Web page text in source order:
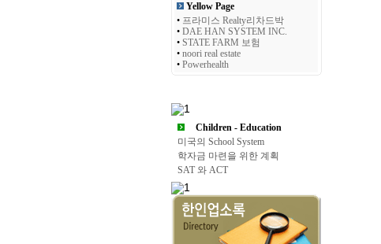
Yellow Page
• 프라미스 Realty리차드박
• DAE HAN SYSTEM INC.
• STATE FARM 보험
• noori real estate
• Powerhealth
Children - Education
미국의 School System
학자금 마련을 위한 계획
SAT 와 ACT